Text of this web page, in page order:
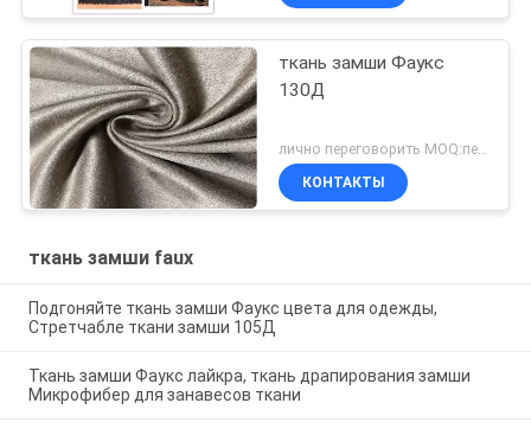
ткань замши Фаукс
130Д
лично переговорить MOQ:переговоров
КОНТАКТЫ
ткань замши faux
Подгоняйте ткань замши Фаукс цвета для одежды,
Стретчабле ткани замши 105Д
Ткань замши Фаукс лайкра, ткань драпирования замши
Микрофибер для занавесов ткани